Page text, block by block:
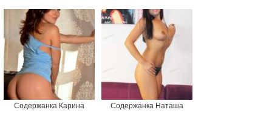
Содержанка Карина Содержанка Наташа